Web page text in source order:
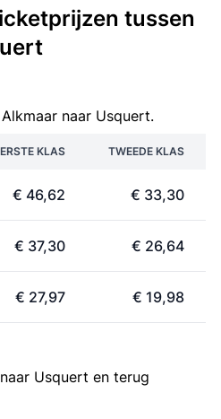
tussen
naar Usquert.
KLAS TWEEDE KLAS
€ 46,62 € 33,30
€ 37,30 € 26,64
€ 27,97 € 19,98
Usquert en terug